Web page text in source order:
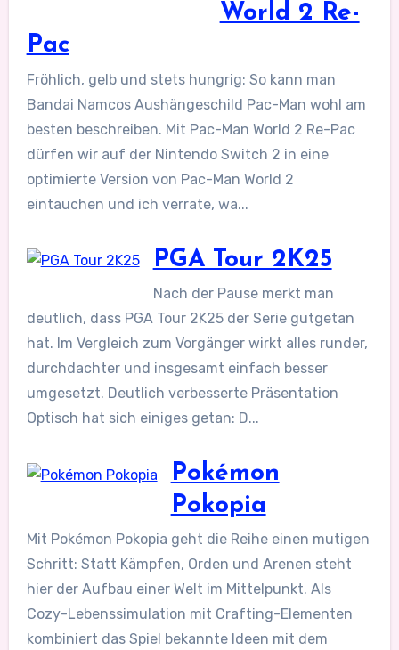
World 2 Re-
Pac
Fröhlich, gelb und stets hungrig: So kann man
Bandai Namcos Aushängeschild Pac-Man wohl am
besten beschreiben. Mit Pac-Man World 2 Re-Pac
dürfen wir auf der Nintendo Switch 2 in eine
optimierte Version von Pac-Man World 2
eintauchen und ich verrate, wa...
PGA Tour 2K25
Nach der Pause merkt man
deutlich, dass PGA Tour 2K25 der Serie gutgetan
hat. Im Vergleich zum Vorgänger wirkt alles runder,
durchdachter und insgesamt einfach besser
umgesetzt. Deutlich verbesserte Präsentation
Optisch hat sich einiges getan: D...
Pokémon
Pokopia
Mit Pokémon Pokopia geht die Reihe einen mutigen
Schritt: Statt Kämpfen, Orden und Arenen steht
hier der Aufbau einer Welt im Mittelpunkt. Als
Cozy-Lebenssimulation mit Crafting-Elementen
kombiniert das Spiel bekannte Ideen mit dem